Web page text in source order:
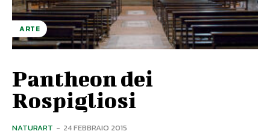
ARTE
Pantheon dei
Rospigliosi
NATURART - 24 FEBBRAIO 2015